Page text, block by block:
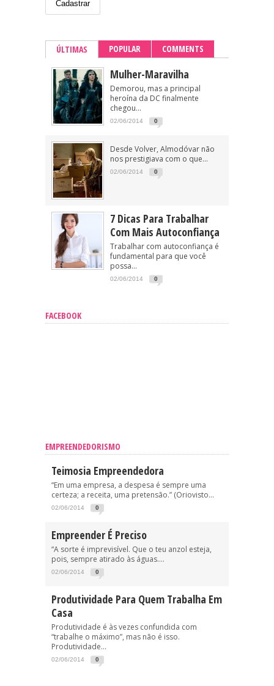
ÚLTIMAS POPULAR COMMENTS
Mulher-Maravilha
Demorou, mas a principal
heroína da DC finalmente
chegou...
02/06/2014 0
Desde Volver, Almodóvar não
nos prestigiava com o que...
02/06/2014 0
7 Dicas Para Trabalhar
Com Mais Autoconfiança
Trabalhar com autoconfiança é
fundamental para que você
possa...
02/06/2014 0
FACEBOOK
EMPREENDEDORISMO
Teimosia Empreendedora
“Em uma empresa, a despesa é sempre uma
certeza; a receita, uma pretensão.” (Oriovisto...
02/06/2014 0
Empreender É Preciso
“A sorte é imprevisível. Que o teu anzol esteja,
pois, sempre atirado às águas....
02/06/2014 0
Produtividade Para Quem Trabalha Em
Casa
Produtividade é às vezes confundida com
“trabalhe o máximo”, mas não é isso.
Produtividade...
02/06/2014 0